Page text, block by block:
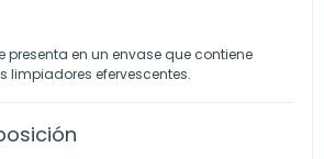
presenta en un envase que contiene
limpiadores efervescentes.